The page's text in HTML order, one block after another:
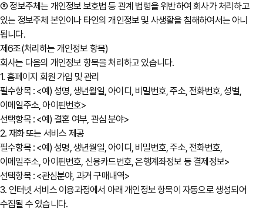
⑤ 정보주체는 개인정보 보호법 등 관계 법령을 위반하여 회사가 처리하고
있는 정보주체 본인이나 타인의 개인정보 및 사생활을 침해하여서는 아니
됩니다.
제6조(처리하는 개인정보 항목)
회사는 다음의 개인정보 항목을 처리하고 있습니다.
1. 홈페이지 회원 가입 및 관리
필수항목 : <예) 성명, 생년월일, 아이디, 비밀번호, 주소, 전화번호, 성별,
이메일주소, 아이핀번호>
선택항목 : <예) 결혼 여부, 관심 분야>
2. 재화 또는 서비스 제공
필수항목 : <예) 성명, 생년월일, 아이디, 비밀번호, 주소, 전화번호,
이메일주소, 아이핀번호, 신용카드번호, 은행계좌정보 등 결제정보>
선택항목 : <관심분야, 과거 구매내역>
3. 인터넷 서비스 이용과정에서 아래 개인정보 항목이 자동으로 생성되어
수집될 수 있습니다.